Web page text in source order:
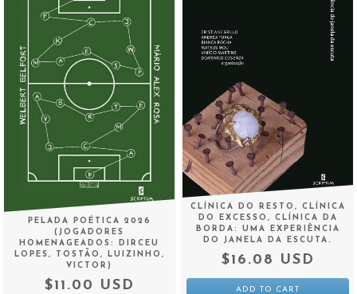
PELADA POÉTICA 2026
(JOGADORES
HOMENAGEADOS: DIRCEU
LOPES, TOSTÃO, LUIZINHO,
VICTOR)
$11.00 USD
CLÍNICA DO RESTO, CLÍNICA
DO EXCESSO, CLÍNICA DA
BORDA: UMA EXPERIÊNCIA
DO JANELA DA ESCUTA.
$16.08 USD